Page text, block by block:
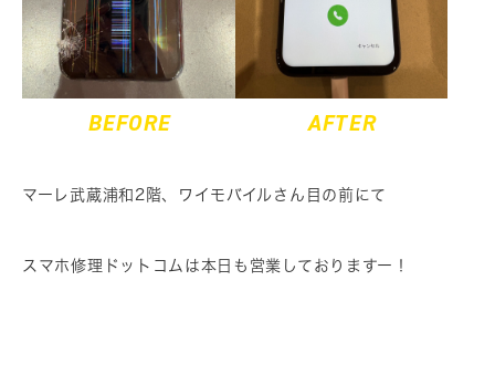
BEFORE AFTER
マーレ武蔵浦和2階、ワイモバイルさん目の前にて
スマホ修理ドットコムは本日も営業しておりますー！